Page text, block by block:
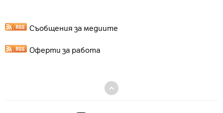
Съобщения за медиите
Оферти за работа